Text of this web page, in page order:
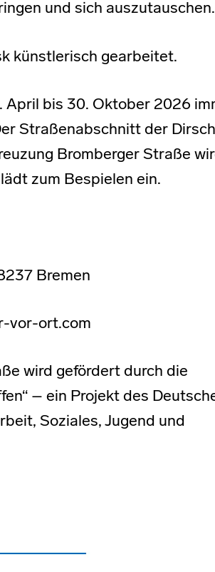
und sich auszutauschen.
künstlerisch gearbeitet.
April bis 30. Oktober 2026
Straßenabschnitt der
Bromberger Straße
zum Bespielen ein.
Bremen
vor-ort.com
wird gefördert durch die
– ein Projekt des
Soziales, Jugend und